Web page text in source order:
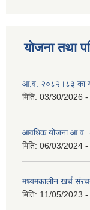
योजना तथा
आ.व. २०८२।८३ का
मिति: 03/30/2026
आवधिक योजना
मिति: 06/03/2024 -
मध्यमकालीन खर्च
मिति: 11/05/2023 -